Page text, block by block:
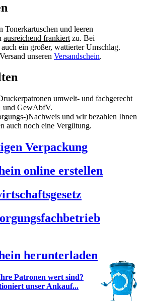
Tonerkartuschen und leeren
ausreichend frankiert zu. Bei
ein großer, wattierter Umschlag.
unseren Versandschein.
umwelt- und fachgerecht
und GewAbfV.
)Nachweis und wir bezahlen Ihnen
auch noch eine Vergütung.
Verpackung
online erstellen
herunterladen
Patronen wert sind?
unser Ankauf...